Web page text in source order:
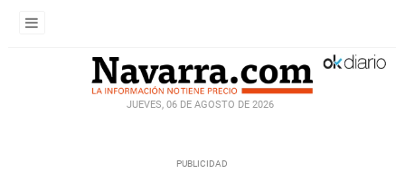
JUEVES, 06 DE AGOSTO DE 2026